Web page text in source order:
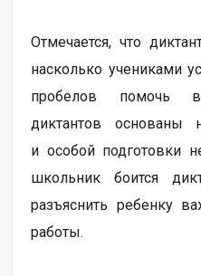
Отмечается, что
насколько учениками
пробелов помочь
диктантов основаны
и особой подготовки
школьник боится
разъяснить ребенку
работы.